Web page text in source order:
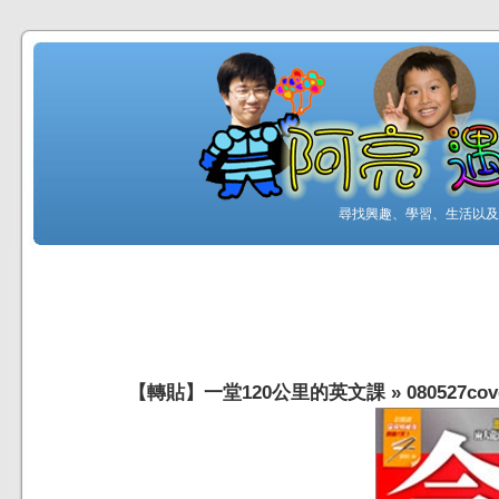
尋找興趣、學習、生活以
【轉貼】一堂120公里的英文課»